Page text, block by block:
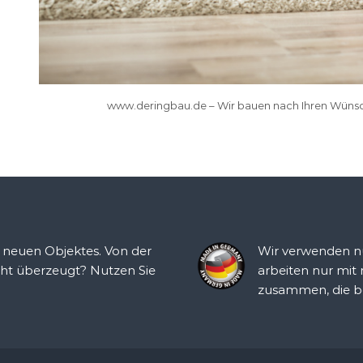
www.deringbau.de – Wir bauen nach Ihren
Objektes. Von der
überzeugt? Nutzen Sie
Wir verwenden
arbeiten nur mit
zusammen, die